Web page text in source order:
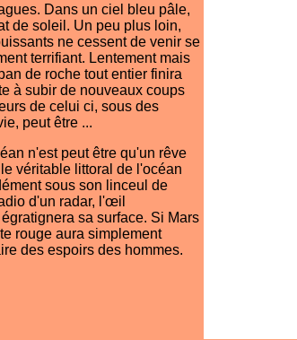
Dans un ciel bleu pâle,
de soleil. Un peu plus loin,
ne cessent de venir se
terrifiant. Lentement mais
de roche tout entier finira
à subir de nouveaux coups
de celui ci, sous des
peut être ...
n'est peut être qu'un rêve
véritable littoral de l'océan
sous son linceul de
d'un radar, l'œil
sa surface. Si Mars
rouge aura simplement
des espoirs des hommes.